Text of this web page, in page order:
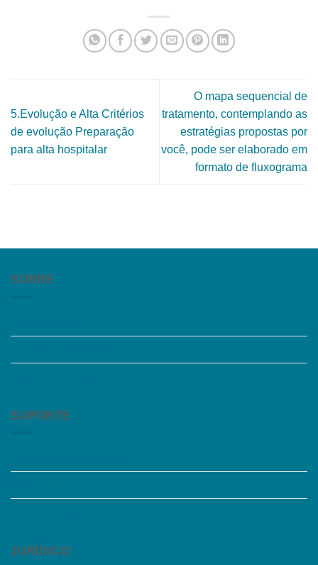
5.Evolução e Alta Critérios
de evolução Preparação
para alta hospitalar
O mapa sequencial de
tratamento, contemplando as
estratégias propostas por
você, pode ser elaborado em
formato de fluxograma
SOBRE
SUPORTE
JURÍDICO